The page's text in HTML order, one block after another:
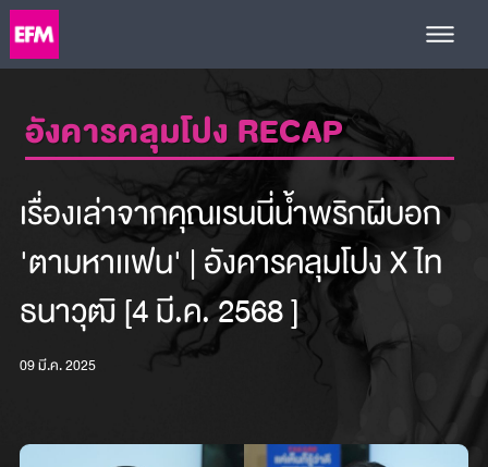
อังคารคลุมโปง RECAP
เรื่องเล่าจากคุณเรนนี่น้ำพริกผีบอก
'ตามหาเเฟน' | อังคารคลุมโปง X ไท
ธนาวุฒิ [4 มี.ค. 2568 ]
09 มี.ค. 2025